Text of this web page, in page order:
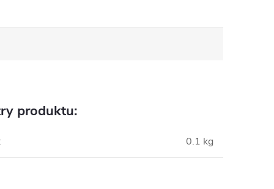
produktu:
0.1 kg